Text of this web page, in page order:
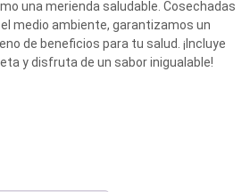
una merienda saludable. Cosechadas
medio ambiente, garantizamos un
de beneficios para tu salud. ¡Incluye
y disfruta de un sabor inigualable!